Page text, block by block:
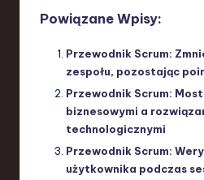
Powiązane Wpisy:
Przewodnik Scrum:
zespołu, pozostając
Przewodnik Scrum:
biznesowymi a
technologicznymi
Przewodnik Scrum:
użytkownika podczas